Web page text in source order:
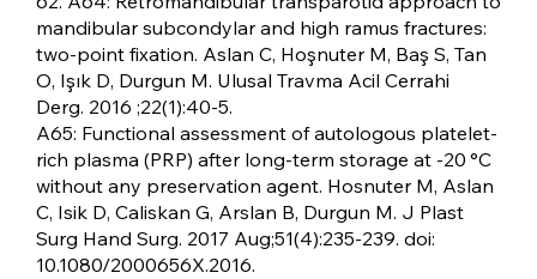
mandibular subcondylar and high ramus fractures:
two-point fixation. Aslan C, Hoşnuter M, Baş S, Tan
O, Işık D, Durgun M. Ulusal Travma Acil Cerrahi
Derg. 2016 ;22(1):40-5.
A65: Functional assessment of autologous platelet-
rich plasma (PRP) after long-term storage at -20 °C
without any preservation agent. Hosnuter M, Aslan
C, Isik D, Caliskan G, Arslan B, Durgun M. J Plast
Surg Hand Surg. 2017 Aug;51(4):235-239. doi:
10.1080/2000656X.2016.